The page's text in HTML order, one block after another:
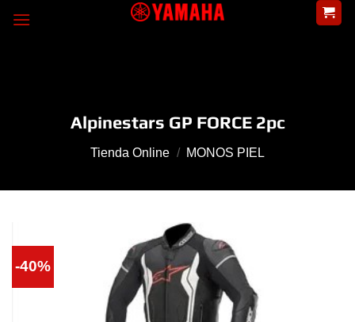
Alpinestars GP FORCE 2pc
Tienda Online / MONOS PIEL
-40%